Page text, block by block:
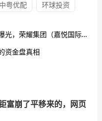
中粤优配 环球投资
，云天国际，AiFeex（艾菲克斯）随时可能卷钱跑路！
资金盘真相
富崩了平移来的，网页